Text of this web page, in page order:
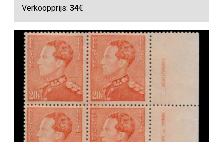
Verkoopprijs:34€